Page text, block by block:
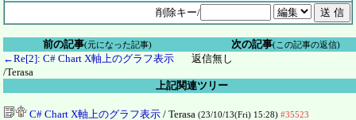
削除キー/
前の記事(元になった記事) 次の記事(この記事の返信)
←Re[2]: C# Chart X軸上のグラフ表示
/Terasa
返信無し
上記関連ツリー
C# Chart X軸上のグラフ表示 / Terasa (23/10/13(Fri) 15:28) #35523